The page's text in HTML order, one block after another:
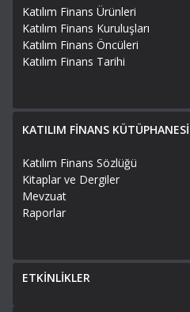
Katılım Finans Ürünleri
Katılım Finans Kuruluşları
Katılım Finans Öncüleri
Katılım Finans Tarihi
KATILIM FİNANS KÜTÜPHANESİ
Katılım Finans Sözlüğü
Kitaplar ve Dergiler
Mevzuat
Raporlar
ETKİNLİKLER